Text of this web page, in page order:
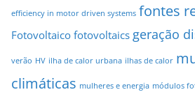
efficiency in motor driven systems fontes
Fotovoltaico fotovoltaics geração
verão HV ilha de calor urbana ilhas de calor
climáticas mulheres e energia módulos